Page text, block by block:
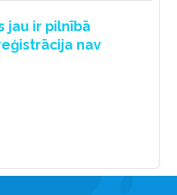
jau ir pilnībā
nav